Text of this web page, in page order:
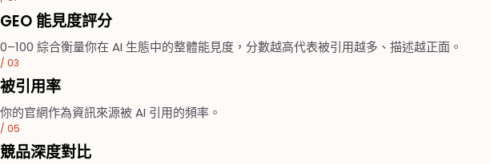
GEO 能見度評分
0–100 綜合衡量你在 AI 生態中的整體能見度，分數越高代表被引用越多、描述越正面。
/ 03
被引用率
你的官網作為資訊來源被 AI 引用的頻率。
/ 05
競品深度對比